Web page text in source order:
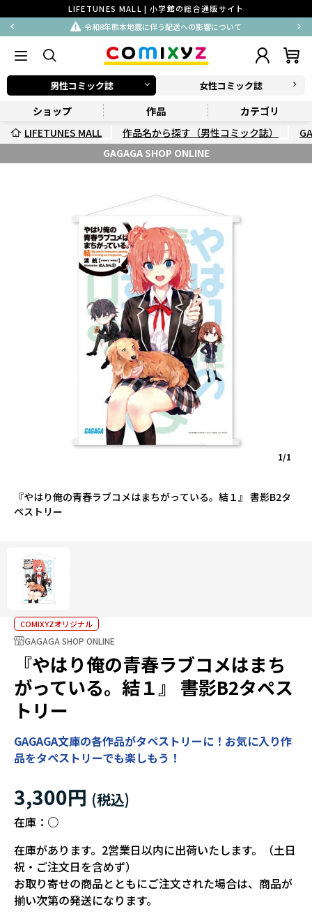
LIFETUNES MALL | 小学館の総合通販サイト
令和8年熊本地震に伴う配送への影響について
男性コミック誌 女性コミック誌
ショップ 作品
カテゴリ
LIFETUNES MALL
作品名から探す（男性コミック誌）
GAGAGA SHOP ONLINE
『やはり俺の青春ラブコメはまちがっている。結１』 書影B2タ
ペストリー
1/1
COMIXYZオリジナル
GAGAGA SHOP ONLINE
『やはり俺の青春ラブコメはまち
がっている。結１』 書影B2タペス
トリー
GAGAGA文庫の各作品がタペストリーに！お気に入り作
品をタペストリーでも楽しもう！
3,300円
在庫： ○
在庫があります。2営業日以内に出荷いたします。（土日
祝・ご注文日を含めず）
お取り寄せの商品とともにご注文された場合は、商品が
揃い次第の発送になります。